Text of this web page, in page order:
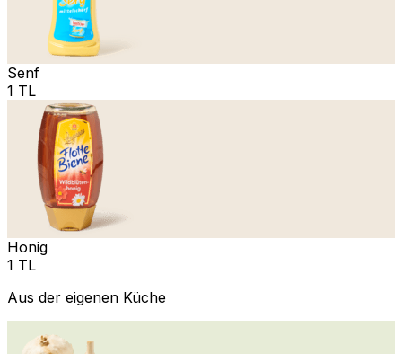
Senf
1 TL
Honig
1 TL
Aus der eigenen Küche